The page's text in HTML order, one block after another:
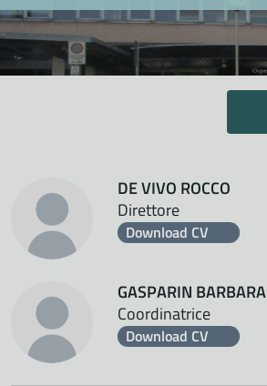
DE VIVO ROCCO
Direttore
Download CV
GASPARIN BARBARA
Coordinatrice
Download CV